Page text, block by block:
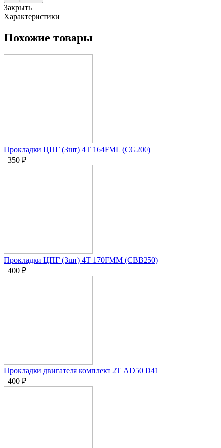
Закрыть
Характеристики
Похожие товары
Прокладки ЦПГ (3шт) 4T 164FML (CG200)
350 ₽
Прокладки ЦПГ (3шт) 4T 170FMM (CBB250)
400 ₽
Прокладки двигателя комплект 2Т AD50 D41
400 ₽